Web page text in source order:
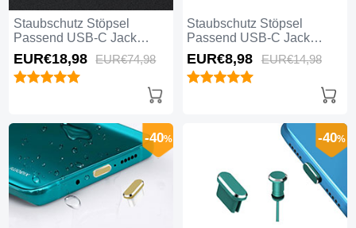
Staubschutz Stöpsel
Passend USB-C Jack
Type-C Universal 5PCS
H02 für Apple iPhone 16
Schwarz
EUR€18,98 EUR€74,98
Staubschutz Stöpsel
Passend USB-C Jack
Type-C Universal H17 für
Apple iPhone 16 Blau
EUR€8,98 EUR€14,98
-40% -40%